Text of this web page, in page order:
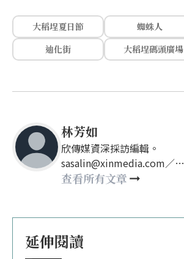
大稻埕夏日節
蜘蛛人
迪化街
大稻埕碼頭廣場
林芳如
欣傳媒資深採訪編輯。
sasalin@xinmedia.com／
happy21917@gmail.com
查看所有文章
延伸閱讀